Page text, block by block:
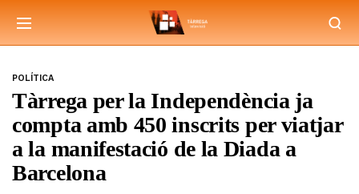
POLÍTICA
Tàrrega per la Independència ja
compta amb 450 inscrits per viatjar
a la manifestació de la Diada a
Barcelona